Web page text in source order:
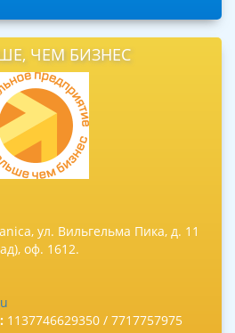
ЧЕМ БИЗНЕС
ул. Вильгельма Пика, д. 11
оф. 1612.
1137746629350 / 7717757975